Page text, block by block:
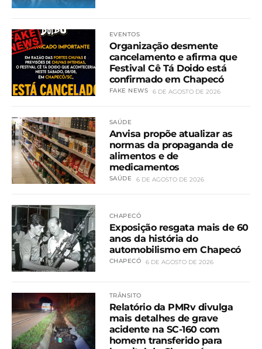
EVENTOS
Organização desmente
cancelamento e afirma que
Festival Cê Tá Doido está
confirmado em Chapecó
FAKE NEWS 6 DE AGOSTO DE 2026
SAÚDE
Anvisa propõe atualizar as
normas da propaganda de
alimentos e de
medicamentos
SAÚDE 6 DE AGOSTO DE 2026
CHAPECÓ
Exposição resgata mais de 60
anos da história do
automobilismo em Chapecó
CHAPECÓ 6 DE AGOSTO DE 2026
TRÂNSITO
Relatório da PMRv divulga
mais detalhes de grave
acidente na SC-160 com
homem transferido para